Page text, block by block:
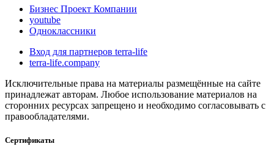
Бизнес Проект Компании
youtube
Одноклассники
Вход для партнеров terra-life
terra-life.company
Исключительные права на материалы размещённые на сайте
принадлежат авторам. Любое использование материалов на
сторонних ресурсах запрещено и необходимо согласовывать с
правообладателями.
Сертификаты